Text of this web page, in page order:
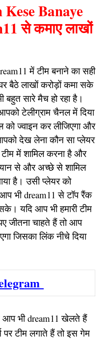
Banaye
से कमाए लाखों
में टीम बनाने का सही
बैठे लाखों करोड़ों कमा सके
बहुत सारे मैच हो रहा है।
टेलीग्राम चैनल में दिया
को ज्वाइन कर लीजिएगा और
देख लेना कौन सा प्लेयर
में शामिल करना है और
से और अच्छे से शामिल
है। उसी प्लेयर को
भी dream11 से टॉप रैंक
यदि आप भी हमारी टीम
जीतना चाहते हैं तो आप
जिसका लिंक नीचे दिया
आप भी dream11 खेलते हैं
पर टीम लगाते हैं तो इस गेम